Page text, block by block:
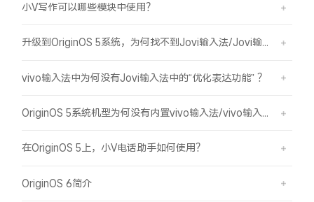
小V写作可以哪些模块中使用？
升级到OriginOS 5系统，为何找不到Jovi输入法/Jovi输入法Pro？
vivo输入法中为何没有Jovi输入法中的“优化表达功能” ？
在OriginOS 5上，小V电话助手如何使用？
OriginOS 6简介